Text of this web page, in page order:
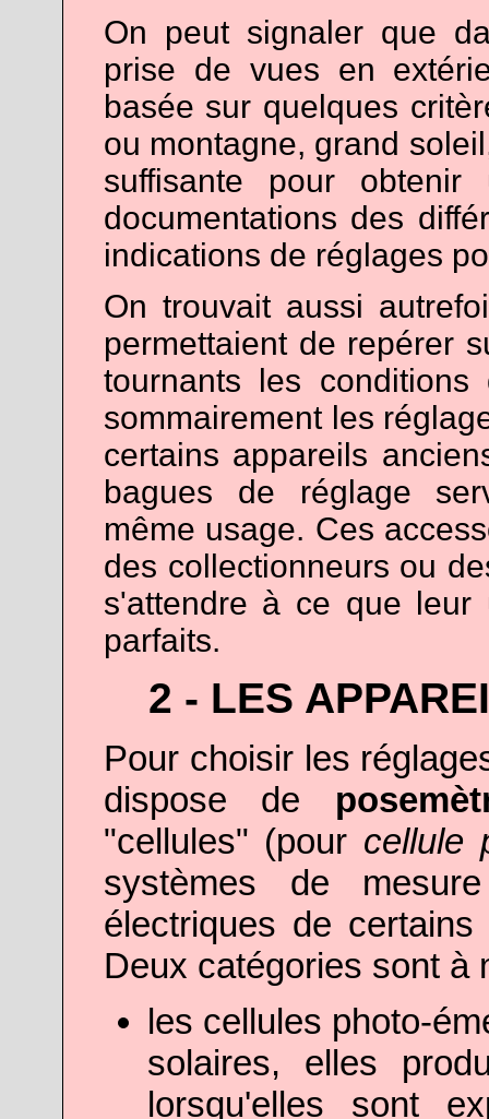
On peut signaler que
prise de vues en
basée sur quelques
ou montagne, grand
suffisante pour obtenir
documentations des
indications de réglages
On trouvait aussi
permettaient de repérer
tournants les
sommairement les
certains appareils
bagues de réglage
même usage. Ces
des collectionneurs ou
s'attendre à ce que leur
parfaits.
2 - LES
Pour choisir les
dispose de
"cellules" (pour cellule
systèmes de
électriques de
Deux catégories sont à
les cellules photo-
solaires, elles
lorsqu'elles sont